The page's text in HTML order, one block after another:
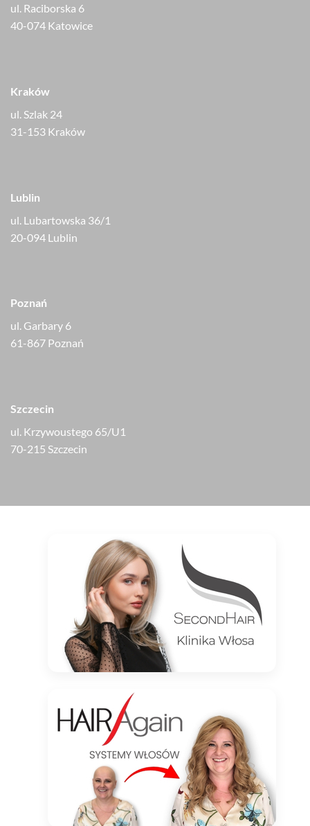
ul. Raciborska 6
40-074 Katowice
Kraków
ul. Szlak 24
31-153 Kraków
Lublin
ul. Lubartowska 36/1
20-094 Lublin
Poznań
ul. Garbary 6
61-867 Poznań
Szczecin
ul. Krzywoustego 65/U1
70-215 Szczecin